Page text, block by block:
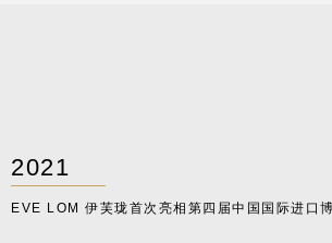
2021
EVE LOM 伊芙珑首次亮相第四届中国国际进口